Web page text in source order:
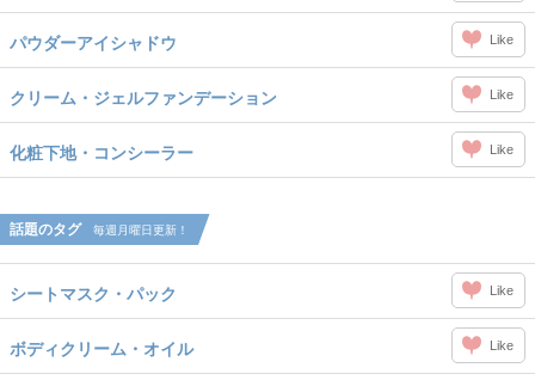
パウダーアイシャドウ Like
クリーム・ジェルファンデーション Like
化粧下地・コンシーラー Like
話題のタグ 毎週月曜日更新！
シートマスク・パック Like
ボディクリーム・オイル Like